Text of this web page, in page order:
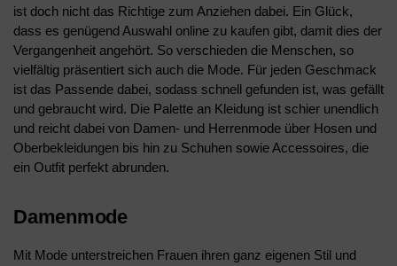
ist doch nicht das Richtige zum Anziehen dabei. Ein Glück,
dass es genügend Auswahl online zu kaufen gibt, damit dies der
Vergangenheit angehört. So verschieden die Menschen, so
vielfältig präsentiert sich auch die Mode. Für jeden Geschmack
ist das Passende dabei, sodass schnell gefunden ist, was gefällt
und gebraucht wird. Die Palette an Kleidung ist schier unendlich
und reicht dabei von Damen- und Herrenmode über Hosen und
Oberbekleidungen bis hin zu Schuhen sowie Accessoires, die
ein Outfit perfekt abrunden.
Damenmode
Mit Mode unterstreichen Frauen ihren ganz eigenen Stil und